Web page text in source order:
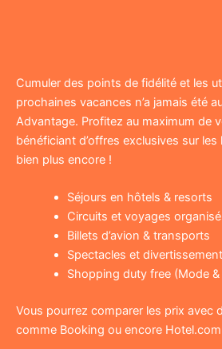
Cumuler des points de fidélité et les
prochaines vacances n’a jamais été
Advantage. Profitez au maximum de
bénéficiant d’offres exclusives sur
bien plus encore !
Séjours en hôtels & resorts
Circuits et voyages
Billets d’avion & transports
Spectacles et
Shopping duty free (Mode
Vous pourrez comparer les prix avec
comme Booking ou encore